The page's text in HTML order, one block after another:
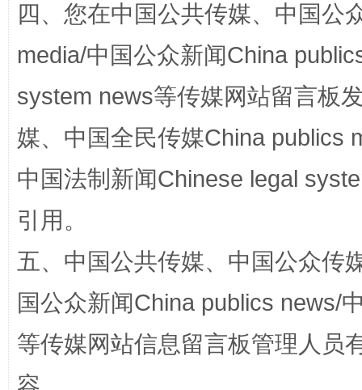
四、您在中国公共传媒、中国公
media/中国公众新闻China
system news等传媒网站留言板
媒、中国全民传媒China publics
中国法制新闻Chinese legal
引用。
五、中国公共传媒、中国公众传
国公众新闻China publics news/
等传媒网站信息留言板管理人员